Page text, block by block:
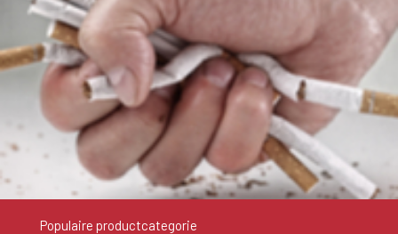
Populaire productcategorie